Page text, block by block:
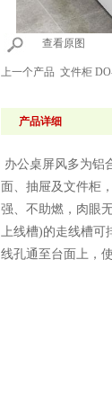
查看原图
上一个产品 文件柜
产品详细
办公桌屏风多为铝
面、抽屉及文件柜
强、不助燃，肉眼
上线槽)的走线槽可
线孔通至台面上，